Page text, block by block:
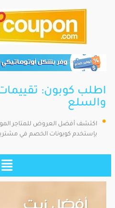
اطلب كوبون:
والسلع
اكتشف أفضل العروض للمتاجر
بإستخدم كوبونات الخصم في